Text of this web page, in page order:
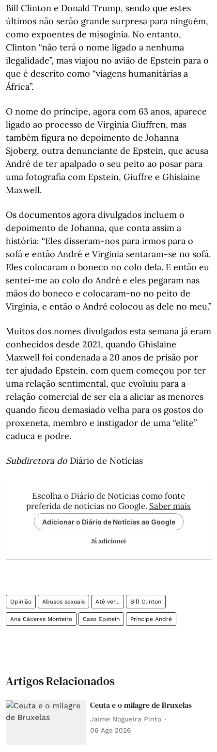
Bill Clinton e Donald Trump, sendo que estes
últimos não serão grande surpresa para ninguém,
como expoentes de misoginia. No entanto,
Clinton “não terá o nome ligado a nenhuma
ilegalidade”, mas viajou no avião de Epstein para o
que é descrito como “viagens humanitárias a
África”.
O nome do príncipe, agora com 63 anos, aparece
ligado ao processo de Virginia Giuffren, mas
também figura no depoimento de Johanna
Sjoberg, outra denunciante de Epstein, que acusa
André de ter apalpado o seu peito ao posar para
uma fotografia com Epstein, Giuffre e Ghislaine
Maxwell.
Os documentos agora divulgados incluem o
depoimento de Johanna, que conta assim a
história: “Eles disseram-nos para irmos para o
sofá e então André e Virginia sentaram-se no sofá.
Eles colocaram o boneco no colo dela. E então eu
sentei-me ao colo do André e eles pegaram nas
mãos do boneco e colocaram-no no peito de
Virginia, e então o André colocou as dele no meu.”
Muitos dos nomes divulgados esta semana já eram
conhecidos desde 2021, quando Ghislaine
Maxwell foi condenada a 20 anos de prisão por
ter ajudado Epstein, com quem começou por ter
uma relação sentimental, que evoluiu para a
relação comercial de ser ela a aliciar as menores
quando ficou demasiado velha para os gostos do
proxeneta, membro e instigador de uma “elite”
caduca e podre.
Subdiretora do Diário de Notícias
Escolha o Diário de Notícias como fonte
preferida de notícias no Google. Saber mais
Adicionar o Diário de Notícias ao Google
Já adicionei
Opinião Abusos sexuais Até ver... Bill Clinton
Ana Cáceres Monteiro Caso Epstein Príncipe André
Artigos Relacionados
Ceuta e o milagre de Bruxelas
Jaime Nogueira Pinto
06 Ago 2026